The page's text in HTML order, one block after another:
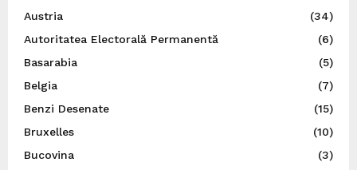
Austria
(34)
Autoritatea Electorală Permanentă
(6)
Basarabia
(5)
Belgia
(7)
Benzi Desenate
(15)
Bruxelles
(10)
Bucovina
(3)